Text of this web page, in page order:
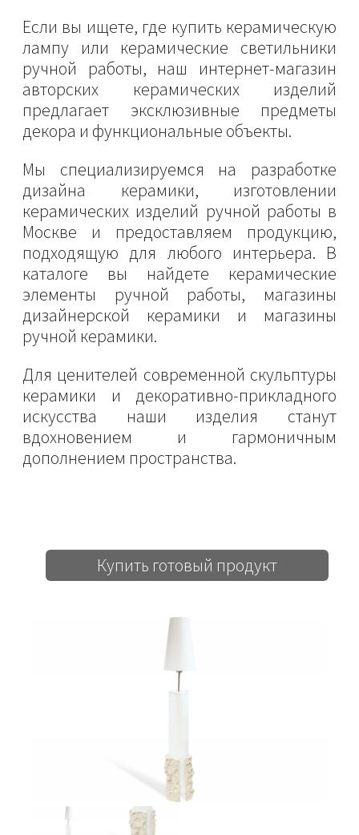
Если вы ищете, где купить керамическую
лампу или керамические светильники
ручной работы, наш интернет-магазин
авторских керамических изделий
предлагает эксклюзивные предметы
декора и функциональные объекты.
Мы специализируемся на разработке
дизайна керамики, изготовлении
керамических изделий ручной работы в
Москве и предоставляем продукцию,
подходящую для любого интерьера. В
каталоге вы найдете керамические
элементы ручной работы, магазины
дизайнерской керамики и магазины
ручной керамики.
Для ценителей современной скульптуры
керамики и декоративно-прикладного
искусства наши изделия станут
вдохновением и гармоничным
дополнением пространства.
Купить готовый продукт